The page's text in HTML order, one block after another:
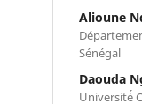
Alioune
Sénégal
Daouda
Université́